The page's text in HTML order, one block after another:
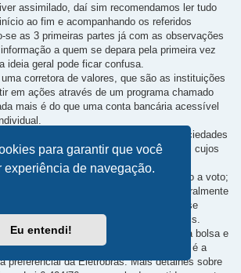
para garantir que você
experiência de navegação.
Eu entendi!
assimilado, daí sim recomendamos ler tudo
ao fim e acompanhando os referidos
se as 3 primeiras partes já com as observações
a quem se depara pela primeira vez
ideia geral pode ficar confusa.
corretora de valores, que são as instituições
em ações através de um programa chamado
mais é do que uma conta bancária acessível
disponíveis para compra são as “sociedades
Há também as de “capital fechado”, cujos
na bolsa de valores.
podem ser ordinárias, que dão direito a voto;
proporcionam essa vantagem, mas geralmente
menos 10% superiores aos da outra classe
investidores buscam mais as preferenciais.
negociam ambas as espécies na bolsa e
uma delas. Por exemplo, a ELET3 é a
preferencial da Eletrobras. Mais detalhes sobre